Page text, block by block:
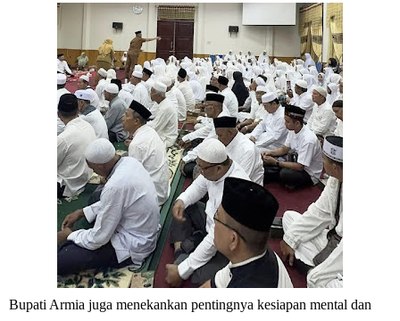
Bupati Armia juga menekankan pentingnya kesiapan mental dan